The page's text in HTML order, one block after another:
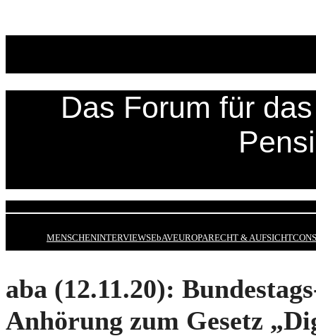
Das Forum für
MENSCHENINTERVIEWSEbAVEUROPARECHT & AUFSICHT
aba (12.11.20):
Anhörung zum Gesetz